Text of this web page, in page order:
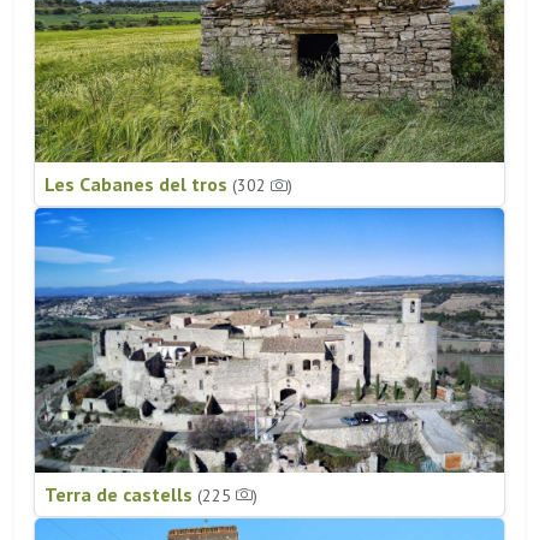
Les Cabanes del tros (302 )
Terra de castells (225 )